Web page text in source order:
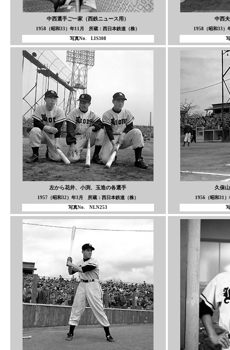
中西選手ご一家（西鉄ニュース用）
1958（昭和33）年11月 所蔵：西日本鉄道（株）
写真No. LIS308
中西
1958（昭和33）
左から花井、小渕、玉造の各選手
1957（昭和32）年3月 所蔵：西日本鉄道（株）
写真No. NLN253
久保
1956（昭和31